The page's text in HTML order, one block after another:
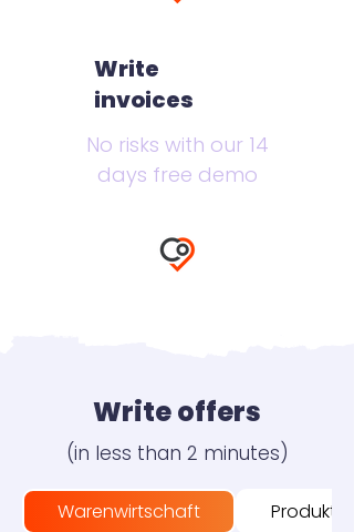
Write
invoices
No risks with our 14
days free demo
Write offers
(in less than 2 minutes)
Warenwirtschaft Produktion